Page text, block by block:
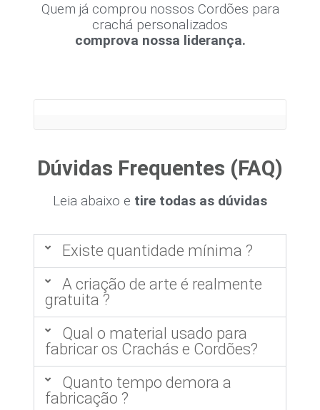
Quem já comprou nossos Cordões para
crachá personalizados
comprova nossa liderança.
Dúvidas Frequentes (FAQ)
Leia abaixo e tire todas as dúvidas
Existe quantidade mínima ?
A criação de arte é realmente
gratuita ?
Qual o material usado para
fabricar os Crachás e Cordões?
Quanto tempo demora a
fabricação ?